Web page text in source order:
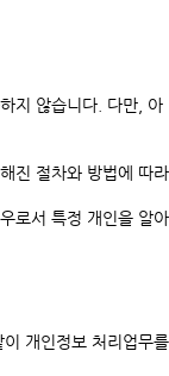
지 않습니다. 다만, 아
진 절차와 방법에 따라
로서 특정 개인을 알아
개인정보 처리업무를